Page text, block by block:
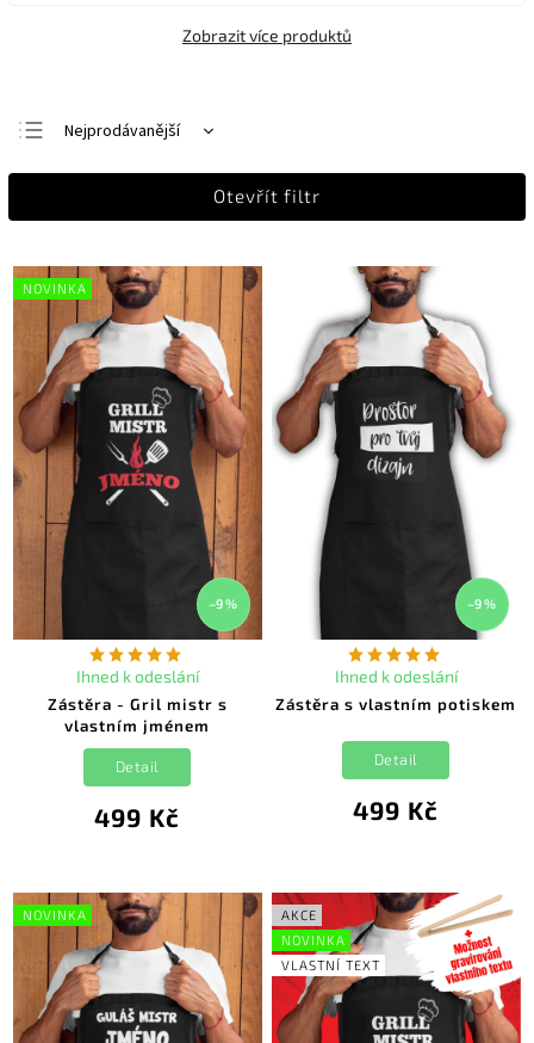
Zobrazit více produktů
Nejlevnější
Nejprodávanější
Otevřít filtr
NOVINKA
–9 %
Zástěra - Gril mistr s
vlastním jménem
Ihned k odeslání
499 Kč
Detail
–9 %
Zástěra s vlastním potiskem
Ihned k odeslání
499 Kč
Detail
NOVINKA
AKCE
NOVINKA
VLASTNÍ TEXT